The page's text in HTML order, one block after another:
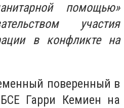
помощью»
участия
в конфликте на
поверенный в
Гарри Кемиен на